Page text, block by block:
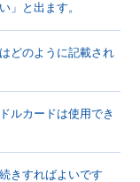
」と出ます。
どのように記載され
ルカードは使用でき
きすればよいです